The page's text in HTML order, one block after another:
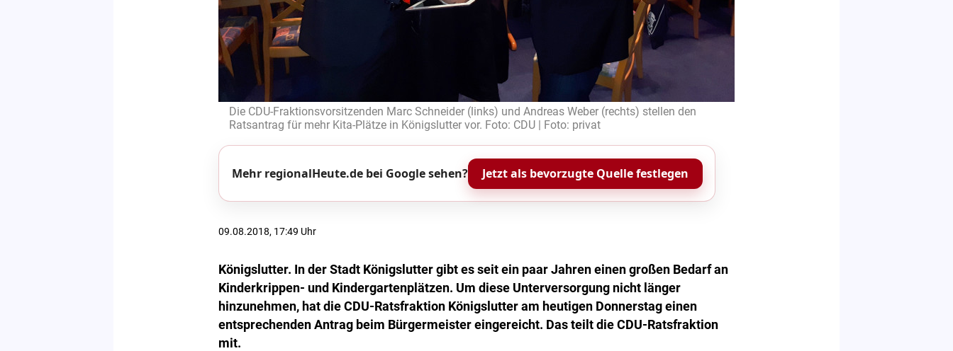
Die CDU-Fraktionsvorsitzenden Marc Schneider (links) und Andreas Weber (rechts) stellen den
Ratsantrag für mehr Kita-Plätze in Königslutter vor. Foto: CDU | Foto: privat
Mehr regionalHeute.de bei Google sehen? Jetzt als bevorzugte Quelle festlegen
09.08.2018, 17:49 Uhr
Königslutter. In der Stadt Königslutter gibt es seit ein paar Jahren einen großen Bedarf an
Kinderkrippen- und Kindergartenplätzen. Um diese Unterversorgung nicht länger
hinzunehmen, hat die CDU-Ratsfraktion Königslutter am heutigen Donnerstag einen
entsprechenden Antrag beim Bürgermeister eingereicht. Das teilt die CDU-Ratsfraktion
mit.